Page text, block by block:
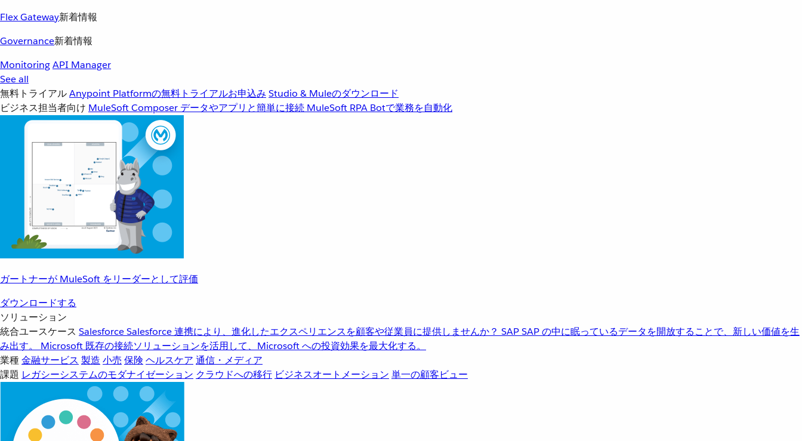
Flex Gateway新着情報
Governance新着情報
MonitoringAPI Manager
See all
無料トライアルAnypoint Platformの無料トライアルお申込み Studio & Muleのダウンロード
ビジネス担当者向け MuleSoft Composer データやアプリと簡単に接続 MuleSoft RPA Botで業務を自動化
ガートナーが MuleSoft をリーダーとして評価
ダウンロードする
ソリューション
統合ユースケース SalesforceSalesforce 連携により、進化したエクスペリエンスを顧客や従業員に提供しませんか？ SAPSAP の中に眠っているデータを開放することで、新しい価値を生
み出す。
Microsoft 既存の接続ソリューションを活用して、Microsoft への投資効果を最大化する。
業種金融サービス 製造 小売 保険 ヘルスケア 通信・メディア
課題 レガシーシステムのモダナイゼーション クラウドへの移行 ビジネスオートメーション 単一の顧客ビュー